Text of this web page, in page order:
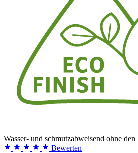
Wasser- und schmutzabweisend ohne
Bewerten